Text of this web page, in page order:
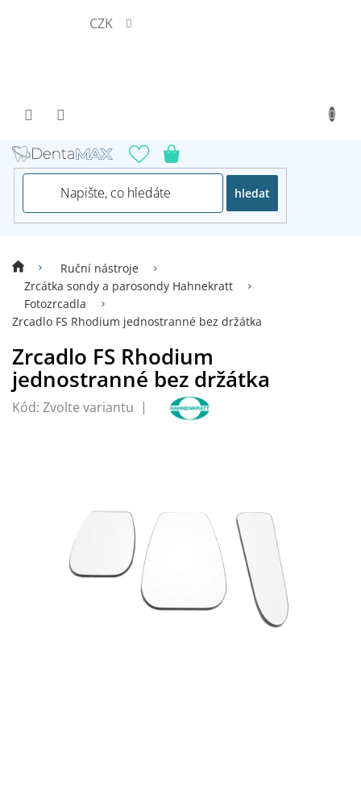
CZK
hledat
Ruční nástroje
Zrcátka sondy a parosondy Hahnekratt
Fotozrcadla
Zrcadlo FS Rhodium jednostranné bez držátka
Zrcadlo FS Rhodium
jednostranné bez držátka
Kód: Zvolte variantu